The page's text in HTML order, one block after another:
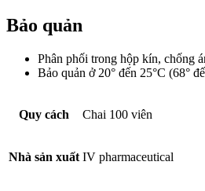
Bảo quản
Phân phối trong hộp kín, chống
Bảo quản ở 20° đến 25°C (68°
Quy cách Chai 100 viên
Nhà sản xuất IV pharmaceutical